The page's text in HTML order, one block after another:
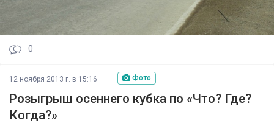
0
12 ноября 2013 г. в 15:16 Фото
Розыгрыш осеннего кубка по «Что? Где?
Когда?»